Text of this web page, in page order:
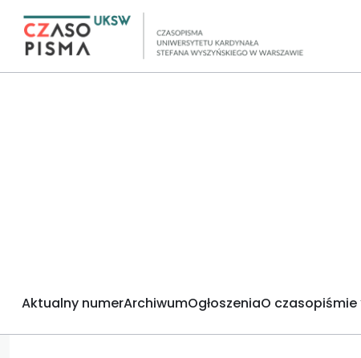
Aktualny numerArchiwumOgłoszeniaO czasopiśmie